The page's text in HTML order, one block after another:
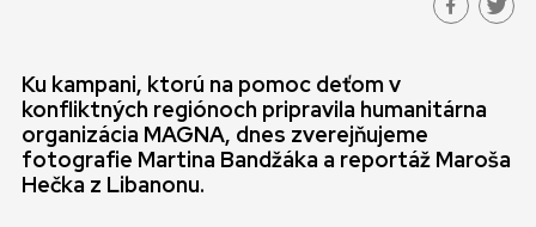
Ku kampani, ktorú na pomoc deťom v
konfliktných regiónoch pripravila humanitárna
organizácia MAGNA, dnes zverejňujeme
fotografie Martina Bandžáka a reportáž Maroša
Hečka z Libanonu.